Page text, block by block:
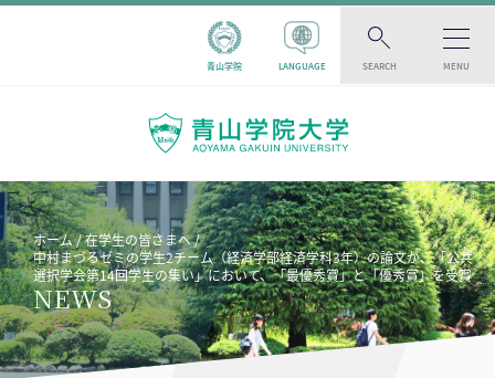
青山学院 LANGUAGE SEARCH MENU
ホーム
在学生の皆さまへ
中村まづるゼミの学生2チーム（経済学部経済学科3年）の論文が、「公共
選択学会第14回学生の集い」において、「最優秀賞」と「優秀賞」を受賞
NEWS